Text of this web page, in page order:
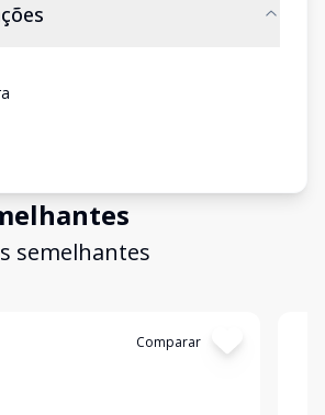
semelhantes
Comparar